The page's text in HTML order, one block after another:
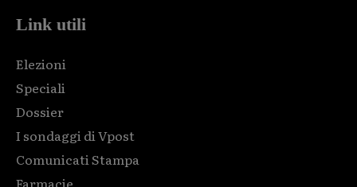
Link utili
Elezioni
Speciali
Dossier
I sondaggi di Vpost
Comunicati Stampa
Farmacie